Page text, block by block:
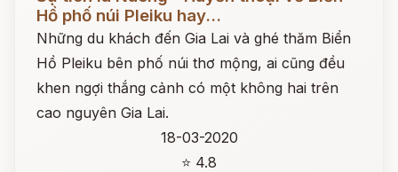
Hồ phố núi Pleiku hay...
Những du khách đến Gia Lai và ghé thăm Biển
Hồ Pleiku bên phố núi thơ mộng, ai cũng đều
khen ngợi thắng cảnh có một không hai trên
cao nguyên Gia Lai.
18-03-2020
⭐ 4.8